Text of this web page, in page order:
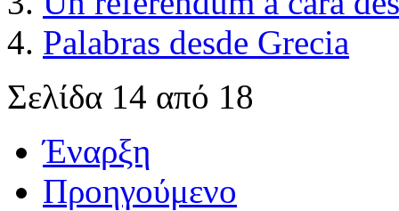
Palabras desde Grecia
Σελίδα 14 από 18
Έναρξη
Προηγούμενο